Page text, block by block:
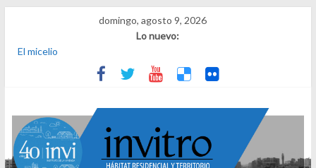
domingo, agosto 9, 2026
Lo nuevo:
El micelio
Receta para viajar al pasado
Una noche y el amanecer en Dignidad
INVI
El derecho a habitar